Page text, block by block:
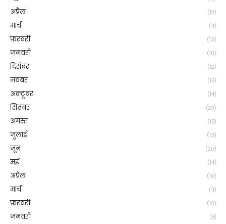
अप्रैल (12)
मार्च (11)
फ़रवरी (13)
जनवरी (10)
दिसंबर (12)
नवंबर (15)
अक्टूबर (14)
सितंबर (29)
अगस्त (15)
जुलाई (13)
जून (20)
मई (14)
अप्रैल (10)
मार्च (11)
फ़रवरी (10)
जनवरी (8)